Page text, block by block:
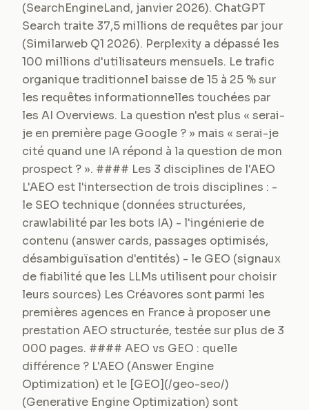
(SearchEngineLand, janvier 2026). ChatGPT
Search traite 37,5 millions de requêtes par jour
(Similarweb Q1 2026). Perplexity a dépassé les
100 millions d'utilisateurs mensuels. Le trafic
organique traditionnel baisse de 15 à 25 % sur
les requêtes informationnelles touchées par
les AI Overviews. La question n'est plus « serai-
je en première page Google ? » mais « serai-je
cité quand une IA répond à la question de mon
prospect ? ». #### Les 3 disciplines de l'AEO
L'AEO est l'intersection de trois disciplines : -
le SEO technique (données structurées,
crawlabilité par les bots IA) - l'ingénierie de
contenu (answer cards, passages optimisés,
désambiguïsation d'entités) - le GEO (signaux
de fiabilité que les LLMs utilisent pour choisir
leurs sources) Les Créavores sont parmi les
premières agences en France à proposer une
prestation AEO structurée, testée sur plus de 3
000 pages. #### AEO vs GEO : quelle
différence ? L'AEO (Answer Engine
Optimization) et le [GEO](/geo-seo/)
(Generative Engine Optimization) sont